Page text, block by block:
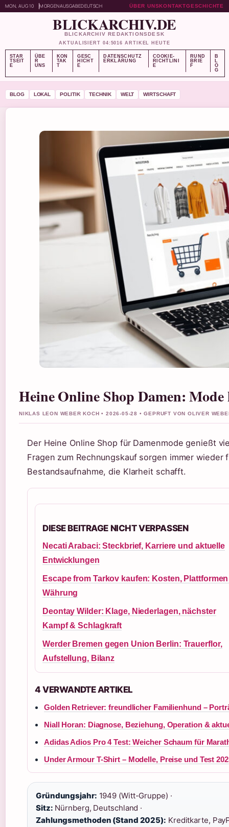
MON, AUG 10 MORGENAUSGABEDEUTSCH ÜBER UNSKONTAKTGESCHICHTE
BLICKARCHIV.DE
BLICKARCHIV REDAKTIONSDESK
AKTUALISIERT 04:5016 ARTIKEL HEUTE
STAR
TSEIT
E
ÜBE
R
UNS
KON
TAK
T
GESC
HICHT
E
DATENSCHUTZ
ERKLÄRUNG
COOKIE-
RICHTLINI
E
RUND
BRIE
F
B
L
O
G
BLOG LOKAL POLITIK TECHNIK WELT WIRTSCHAFT
Heine Online Shop Damen:
NIKLAS LEON WEBER KOCH • 2026-05-28 • GEPRUFT VON OLIVER
Der Heine Online Shop für Damenmode genießt
Fragen zum Rechnungskauf sorgen immer
Bestandsaufnahme, die Klarheit schafft.
DIESE BEITRAGE NICHT VERPASSEN
Necati Arabaci: Steckbrief, Karriere und aktuelle
Entwicklungen
Escape from Tarkov kaufen: Kosten,
Währung
Deontay Wilder: Klage, Niederlagen, nächster
Kampf & Schlagkraft
Werder Bremen gegen Union Berlin: Trauerflor,
Aufstellung, Bilanz
4 VERWANDTE ARTIKEL
Golden Retriever: freundlicher Familienhund –
Niall Horan: Diagnose, Beziehung, Operation &
Adidas Adios Pro 4 Test: Weicher Schaum für
Under Armour T-Shirt – Modelle, Preise und Test
Gründungsjahr: 1949 (Witt-Gruppe) ·
Sitz: Nürnberg, Deutschland ·
Zahlungsmethoden (Stand 2025): Kreditkarte,